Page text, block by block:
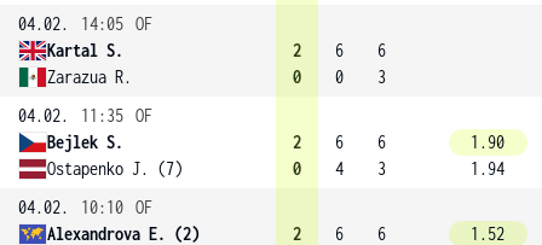
04.02.
14:05 OF
Kartal S.
Zarazua R.
2
0
6
0
6
3
04.02.
11:35 OF
Bejlek S.
Ostapenko J. (7)
2
0
6
4
6
3
1.90
1.94
04.02.
10:10 OF
Alexandrova E. (2)
2
6
6
1.52